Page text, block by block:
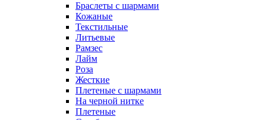
Браслеты с шармами
Кожаные
Текстильные
Литьевые
Рамзес
Лайм
Роза
Жесткие
Плетеные с шармами
На черной нитке
Плетеные